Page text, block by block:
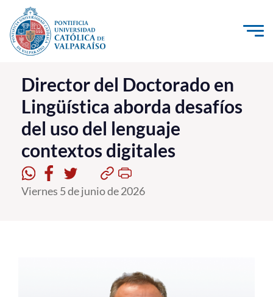
Click acá para ir directamente al contenido
La Universidad
Investigación, Creación e Innovación
PUCV Internacional
Vinculación con el Medio
Admisión
Director del Doctorado en
Lingüística aborda desafíos
del uso del lenguaje
contextos digitales
Viernes 5 de junio de 2026